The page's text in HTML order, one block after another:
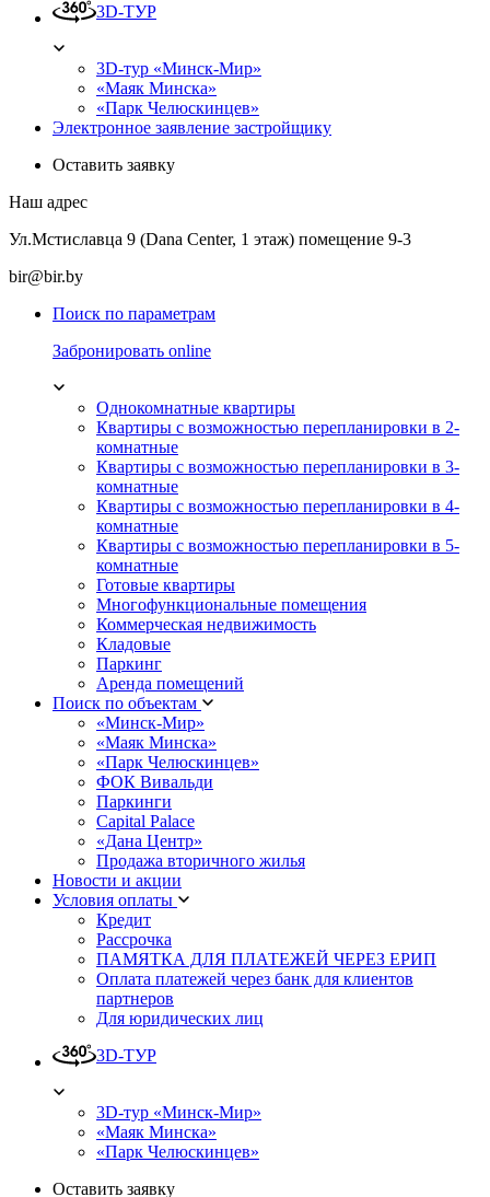
3D-ТУР
3D-тур «Минск-Мир»
«Маяк Минска»
«Парк Челюскинцев»
Электронное заявление застройщику
Оставить заявку
Наш адрес
Ул.Мстиславца 9 (Dana Center, 1 этаж) помещение 9-3
bir@bir.by
Поиск по параметрам
Забронировать online
Однокомнатные квартиры
Квартиры с возможностью перепланировки в 2-
комнатные
Квартиры с возможностью перепланировки в 3-
комнатные
Квартиры с возможностью перепланировки в 4-
комнатные
Квартиры с возможностью перепланировки в 5-
комнатные
Готовые квартиры
Многофункциональные помещения
Коммерческая недвижимость
Кладовые
Паркинг
Аренда помещений
Поиск по объектам
«Минск-Мир»
«Маяк Минска»
«Парк Челюскинцев»
ФОК Вивальди
Паркинги
Capital Palace
«Дана Центр»
Продажа вторичного жилья
Новости и акции
Условия оплаты
Кредит
Рассрочка
ПАМЯТКА ДЛЯ ПЛАТЕЖЕЙ ЧЕРЕЗ ЕРИП
Оплата платежей через банк для клиентов
партнеров
Для юридических лиц
3D-ТУР
3D-тур «Минск-Мир»
«Маяк Минска»
«Парк Челюскинцев»
Оставить заявку